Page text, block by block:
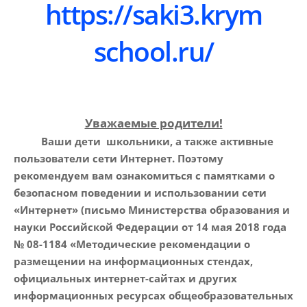
https://saki3.krym
school.ru/
Уважаемые родители!
Ваши дети школьники, а также активные
пользователи сети Интернет. Поэтому
рекомендуем вам ознакомиться с памятками о
безопасном поведении и использовании сети
«Интернет» (письмо Министерства образования и
науки Российской Федерации от 14 мая 2018 года
№ 08-1184 «Методические рекомендации о
размещении на информационных стендах,
официальных интернет-сайтах и других
информационных ресурсах общеобразовательных